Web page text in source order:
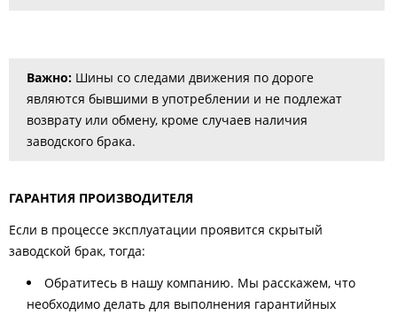
Важно: Шины со следами движения по дороге
являются бывшими в употреблении и не подлежат
возврату или обмену, кроме случаев наличия
заводского брака.
ГАРАНТИЯ ПРОИЗВОДИТЕЛЯ
Если в процессе эксплуатации проявится скрытый
заводской брак, тогда:
Обратитесь в нашу компанию. Мы расскажем, что
необходимо делать для выполнения гарантийных